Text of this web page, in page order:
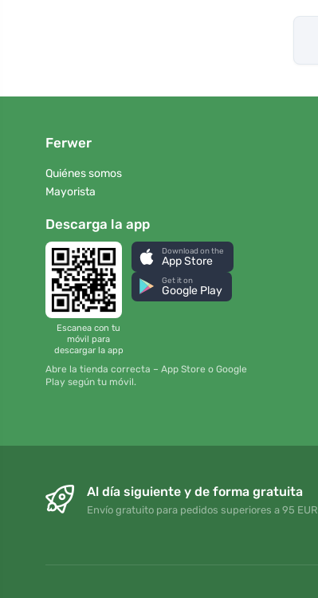
Ferwer
Quiénes somos
Mayorista
Descarga la app
Escanea con tu
móvil para
descargar la app
Download on the
App Store
Get it on
Google Play
Abre la tienda correcta – App Store o Google
Play según tu móvil.
Al día siguiente y de forma gratuita
Envío gratuito para pedidos superiores a 95 EUR